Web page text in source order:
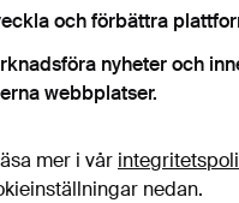
jag bud på en nätauktion?
och förbättra
nyheter och
webbplatser.
mer i vår
nedan.